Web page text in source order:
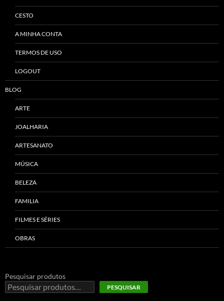
CESTO
A MINHA CONTA
TERMOS DE USO
LOGOUT
BLOG
ARTE
JOALHARIA
ARTESANATO
MÚSICA
BELEZA
FAMILIA
FILMES E SÉRIES
OBRAS
Pesquisar produtos
PESQUISAR